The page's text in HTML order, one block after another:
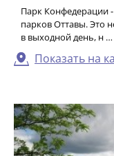
Парк Конфедерации
парков Оттавы. Это
в выходной день, н …
Показать на